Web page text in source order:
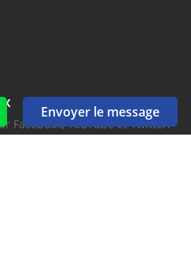
Envoyer le message
Facebook, YouTube et Twitter.